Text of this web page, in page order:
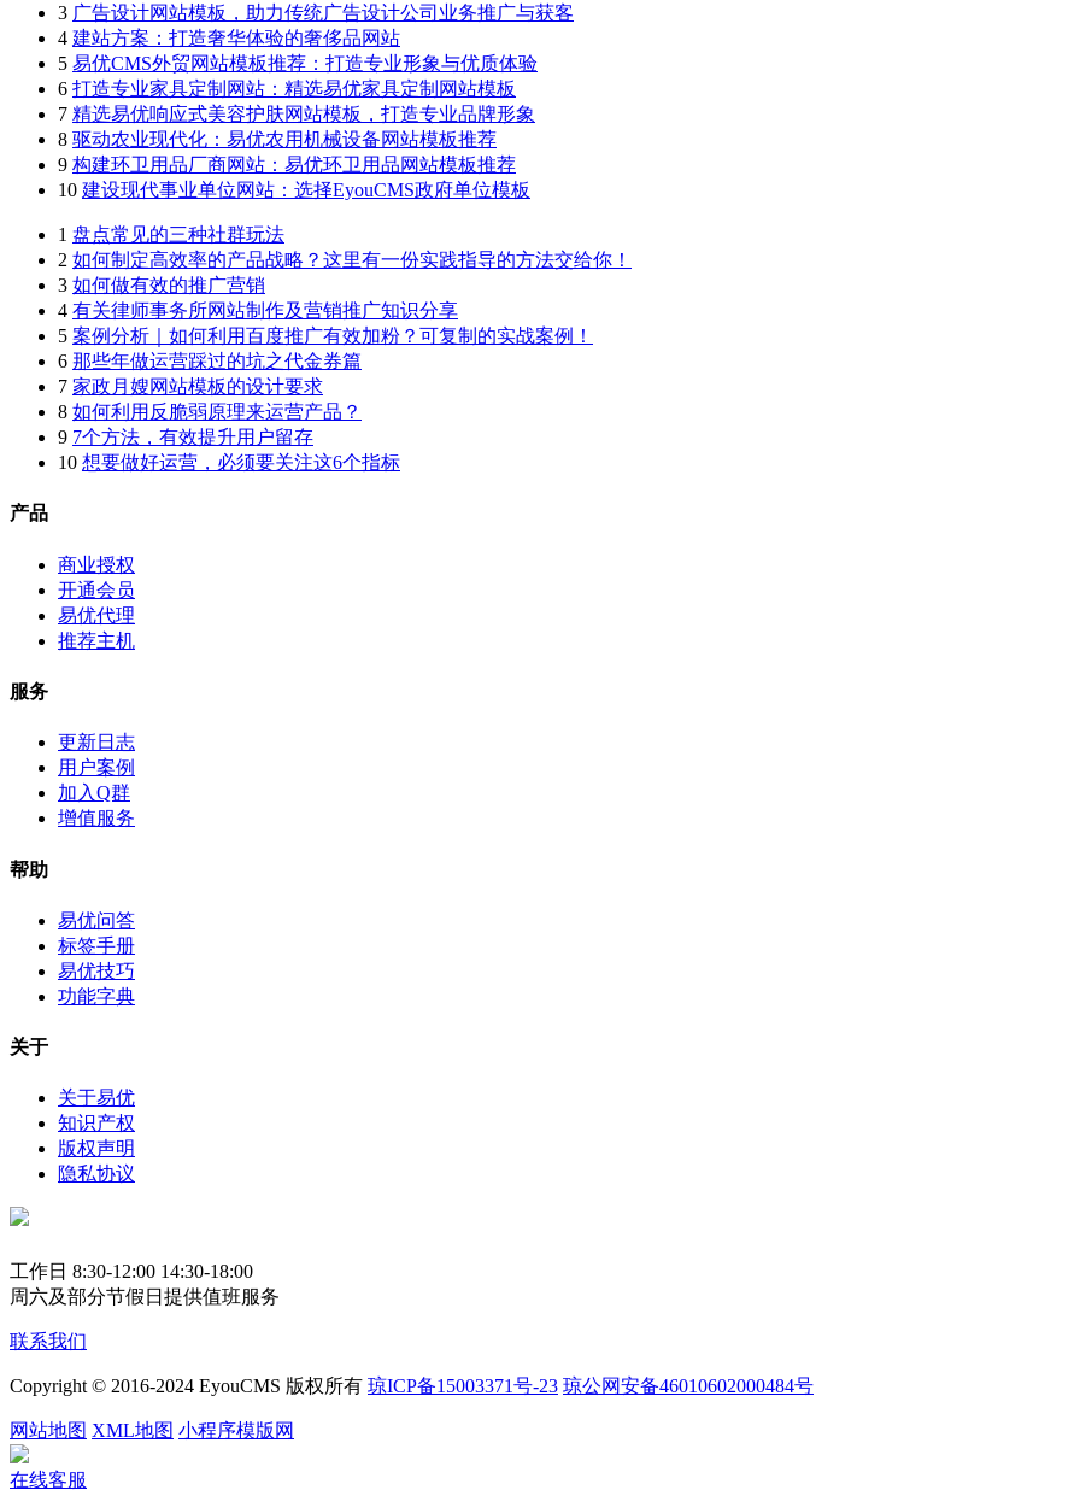
3 广告设计网站模板，助力传统广告设计公司业务推广与获客
4 建站方案：打造奢华体验的奢侈品网站
5 易优CMS外贸网站模板推荐：打造专业形象与优质体验
6 打造专业家具定制网站：精选易优家具定制网站模板
7 精选易优响应式美容护肤网站模板，打造专业品牌形象
8 驱动农业现代化：易优农用机械设备网站模板推荐
9 构建环卫用品厂商网站：易优环卫用品网站模板推荐
10 建设现代事业单位网站：选择EyouCMS政府单位模板
1 盘点常见的三种社群玩法
2 如何制定高效率的产品战略？这里有一份实践指导的方法交给你！
3 如何做有效的推广营销
4 有关律师事务所网站制作及营销推广知识分享
5 案例分析｜如何利用百度推广有效加粉？可复制的实战案例！
6 那些年做运营踩过的坑之代金券篇
7 家政月嫂网站模板的设计要求
8 如何利用反脆弱原理来运营产品？
9 7个方法，有效提升用户留存
10 想要做好运营，必须要关注这6个指标
产品
商业授权
开通会员
易优代理
推荐主机
服务
更新日志
用户案例
加入Q群
增值服务
帮助
易优问答
标签手册
易优技巧
功能字典
关于
关于易优
知识产权
版权声明
隐私协议
工作日 8:30-12:00 14:30-18:00
周六及部分节假日提供值班服务
联系我们
Copyright © 2016-2024 EyouCMS 版权所有 琼ICP备15003371号-23 琼公网安备46010602000484号
网站地图 XML地图 小程序模版网
在线客服